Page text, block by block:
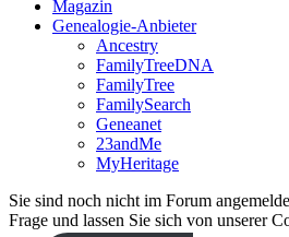
Magazin
Genealogie-Anbieter
Ancestry
FamilyTreeDNA
FamilyTree
FamilySearch
Geneanet
23andMe
MyHeritage
Sie sind noch nicht im Forum
Frage und lassen Sie sich von unserer